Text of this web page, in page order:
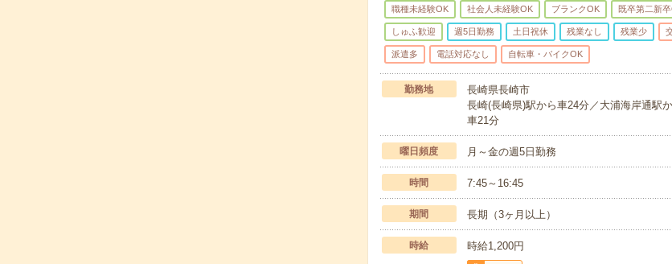
職種未経験OK 社会人未経験OK ブランクOK 既卒第二新
しゅふ歓迎 週5日勤務 土日祝休 残業なし 残業少
派遣多 電話対応なし 自転車・バイクOK
勤務地
長崎県長崎市
長崎(長崎県)駅から車24分／大浦海岸通駅
車21分
曜日頻度 月～金の週5日勤務
時間 7:45～16:45
期間 長期（3ヶ月以上）
時給 時給1,200円